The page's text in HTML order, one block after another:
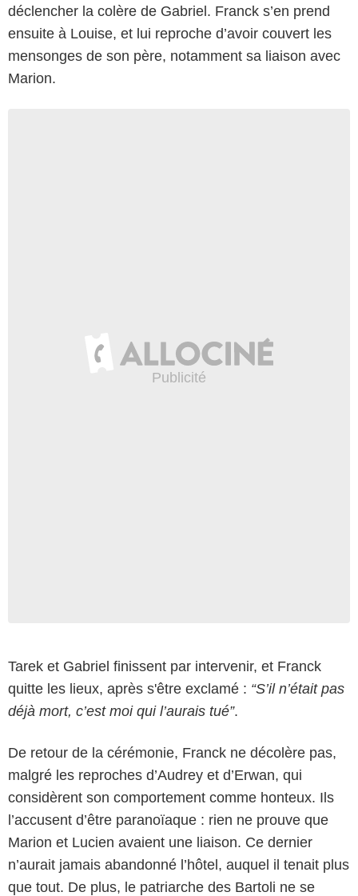
déclencher la colère de Gabriel. Franck s’en prend
ensuite à Louise, et lui reproche d’avoir couvert les
mensonges de son père, notamment sa liaison avec
Marion.
Tarek et Gabriel finissent par intervenir, et Franck
quitte les lieux, après s'être exclamé : “S’il n’était pas
déjà mort, c’est moi qui l’aurais tué”.
De retour de la cérémonie, Franck ne décolère pas,
malgré les reproches d’Audrey et d’Erwan, qui
considèrent son comportement comme honteux. Ils
l’accusent d’être paranoïaque : rien ne prouve que
Marion et Lucien avaient une liaison. Ce dernier
n’aurait jamais abandonné l’hôtel, auquel il tenait plus
que tout. De plus, le patriarche des Bartoli ne se